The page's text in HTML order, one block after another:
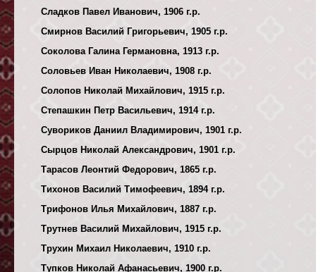
Сладков Павел Иванович, 1906 г.р.
Смирнов Василий Григорьевич, 1905 г.р.
Соколова Галина Германовна, 1913 г.р.
Соловьев Иван Николаевич, 1908 г.р.
Солопов Николай Михайлович, 1915 г.р.
Степашкин Петр Васильевич, 1914 г.р.
Сувориков Даниил Владимирович, 1901 г.р.
Сырцов Николай Александрович, 1901 г.р.
Тарасов Леонтий Федорович, 1865 г.р.
Тихонов Василий Тимофеевич, 1894 г.р.
Трифонов Илья Михайлович, 1887 г.р.
Трутнев Василий Михайлович, 1915 г.р.
Трухин Михаил Николаевич, 1910 г.р.
Тупков Николай Афанасьевич, 1900 г.р.